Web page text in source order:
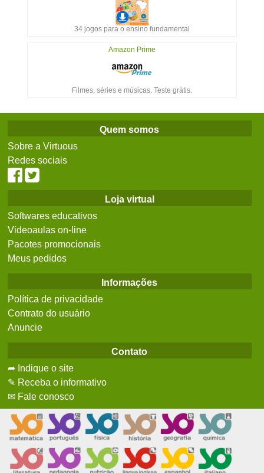
34 jogos para o ensino fundamental
Amazon Prime
Filmes, séries e músicas. Teste grátis.
Quem somos
Sobre a Virtuous
Redes sociais
Loja virtual
Softwares educativos
Videoaulas on-line
Pacotes promocionais
Meus pedidos
Informações
Política de privacidade
Contrato do usuário
Anuncie
Contato
➦ Indique o site
✎ Receba o informativo
✉ Fale conosco